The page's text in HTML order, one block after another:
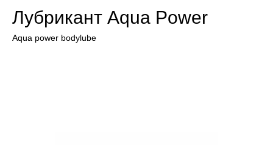
Лубрикант Aqua Power
Aqua power bodylube